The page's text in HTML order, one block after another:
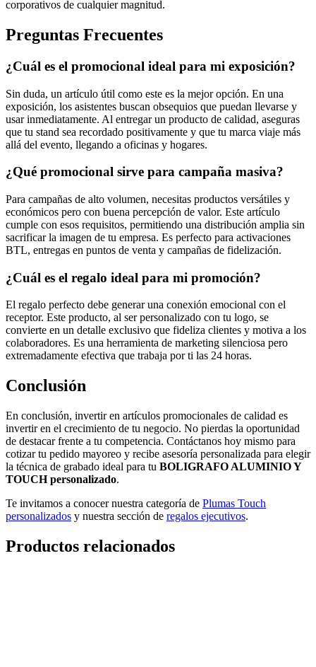
corporativos de cualquier magnitud.
Preguntas Frecuentes
¿Cuál es el promocional ideal para mi exposición?
Sin duda, un artículo útil como este es la mejor opción. En una
exposición, los asistentes buscan obsequios que puedan llevarse y
usar inmediatamente. Al entregar un producto de calidad, aseguras
que tu stand sea recordado positivamente y que tu marca viaje más
allá del evento, llegando a oficinas y hogares.
¿Qué promocional sirve para campaña masiva?
Para campañas de alto volumen, necesitas productos versátiles y
económicos pero con buena percepción de valor. Este artículo
cumple con esos requisitos, permitiendo una distribución amplia sin
sacrificar la imagen de tu empresa. Es perfecto para activaciones
BTL, entregas en puntos de venta y campañas de fidelización.
¿Cuál es el regalo ideal para mi promoción?
El regalo perfecto debe generar una conexión emocional con el
receptor. Este producto, al ser personalizado con tu logo, se
convierte en un detalle exclusivo que fideliza clientes y motiva a los
colaboradores. Es una herramienta de marketing silenciosa pero
extremadamente efectiva que trabaja por ti las 24 horas.
Conclusión
En conclusión, invertir en artículos promocionales de calidad es
invertir en el crecimiento de tu negocio. No pierdas la oportunidad
de destacar frente a tu competencia. Contáctanos hoy mismo para
cotizar tu pedido mayoreo y recibe asesoría personalizada para elegir
la técnica de grabado ideal para tu BOLIGRAFO ALUMINIO Y
TOUCH personalizado.
Te invitamos a conocer nuestra categoría de Plumas Touch
personalizados y nuestra sección de regalos ejecutivos.
Productos relacionados